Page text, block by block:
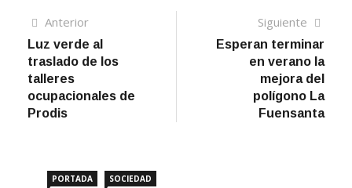
Navegación
de
entradas
AnteriorArtículo
anterior
Luz verde al
traslado de los
talleres
ocupacionales de
Prodis
Siguiente
Esperan terminar
en verano la
mejora del
polígono La
Fuensanta
PORTADA SOCIEDAD